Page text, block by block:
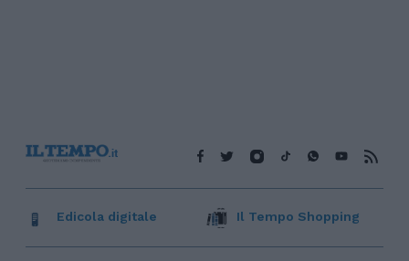
Edicola digitale Il Tempo Shopping